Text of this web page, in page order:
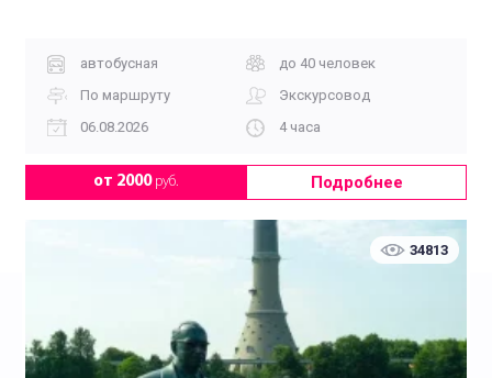
автобусная
до 40 человек
По маршруту
Экскурсовод
06.08.2026
4 часа
от 2000руб. Подробнее
34813